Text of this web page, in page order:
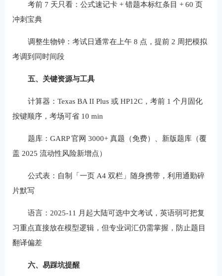
考前 7 天只看：公式速记卡 + 错题本标红条目 + 60 页
冲刺宝典
调整生物钟：考试日通常在上午 8 点，提前 2 周把模拟
考调到同时间段
五、关键资源与工具
计算器：Texas BA II Plus 或 HP12C，考前 1 个月固化
按键顺序，考场可省 10 min
题库：GARP 官网 3000+ 真题（免费）、新版题库（覆
盖 2025 流动性风险新增点）
公式表：自制「一页 A4 双栏」随身携带，利用通勤碎
片默写
语言：2025-11 月起大陆可选中文考试，英语弱可把复
习重点直接放在模型逻辑，但专业词汇仍需掌握，防止题目
翻译偏差
六、易踩坑提醒